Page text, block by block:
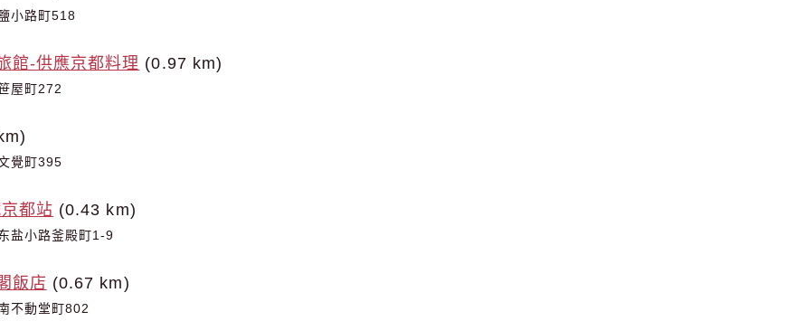
小路町518
館-供應京都料理 (0.97 km)
屋町272
覺町395
都站 (0.43 km)
盐小路釜殿町1-9
飯店 (0.67 km)
不動堂町802